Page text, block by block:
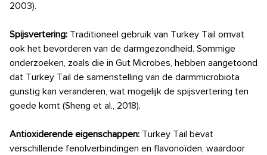
2003).
Spijsvertering: Traditioneel gebruik van Turkey Tail omvat
ook het bevorderen van de darmgezondheid. Sommige
onderzoeken, zoals die in Gut Microbes, hebben aangetoond
dat Turkey Tail de samenstelling van de darmmicrobiota
gunstig kan veranderen, wat mogelijk de spijsvertering ten
goede komt (Sheng et al., 2018).
Antioxiderende eigenschappen: Turkey Tail bevat
verschillende fenolverbindingen en flavonoïden, waardoor